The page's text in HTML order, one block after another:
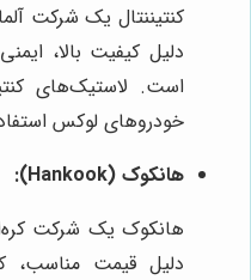
کنتیننتال یک شرکت
دلیل کیفیت بالا،
است. لاستیک‌های
خودروهای لوکس
هانکوک (Hankook):
هانکوک یک شرکت
دلیل قیمت مناسب،